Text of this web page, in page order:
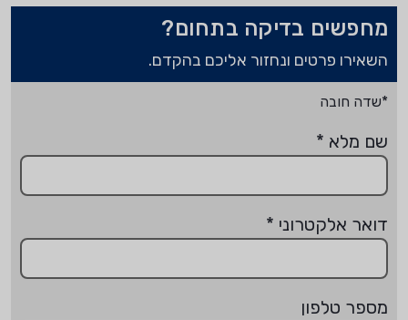
מחפשים בדיקה בתחום?
השאירו פרטים ונחזור אליכם בהקדם.
*שדה חובה
שם מלא *
דואר אלקטרוני *
מספר טלפון